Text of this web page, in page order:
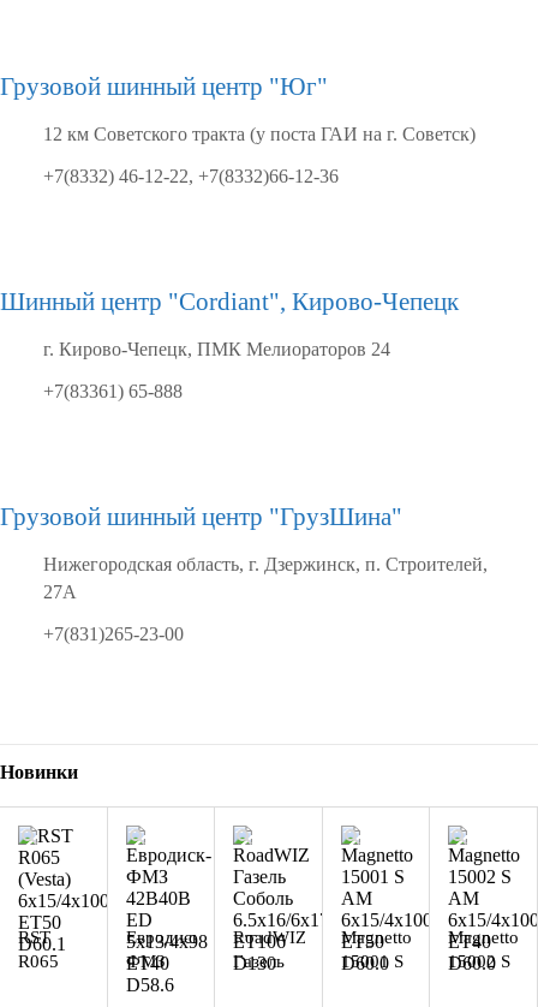
Грузовой шинный центр "Юг"
12 км Советского тракта (у поста ГАИ на г. Советск)
+7(8332) 46-12-22, +7(8332)66-12-36
Шинный центр "Cordiant", Кирово-Чепецк
г. Кирово-Чепецк, ПМК Мелиораторов 24
+7(83361) 65-888
Грузовой шинный центр "ГрузШина"
Нижегородская область, г. Дзержинск, п. Строителей,
27А
+7(831)265-23-00
Новинки
RST
R065
6x15/4x100
ET50
D60.1
Шинный
, г.
Киров,
ул.
Менделеева,
4
в
Евродиск-
ФМЗ
42B40B
5x13/4x98
ЕТ40
D58.6
Black
, г.
Киров,
ул.
Менделеева,
4
в
наличии
RoadWIZ
Газель
6.5x16/6x170
ET106
D130
Silver
, г.
Киров,
ул.
Менделеева,
4
в
Magnetto
15001 S
6x15/4x100
ET50
D60.0
Silver
, г.
Киров,
ул.
Менделеева,
4
в
Magnetto
15002 S
6x15/
ET40
D60.0
Silver
, г.
Киров,
ул.
4
в